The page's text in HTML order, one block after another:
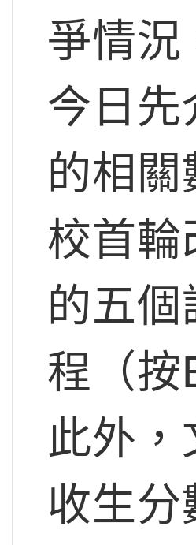
爭情況
今日先
的相
校首輪
的五
程（按
此外
收生